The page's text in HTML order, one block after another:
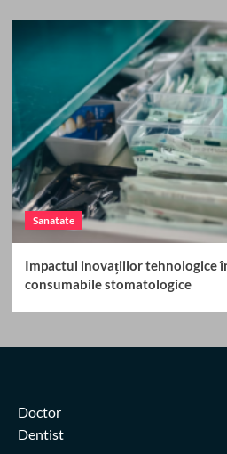
Sanatate
Impactul inovațiilor tehnologice
consumabile stomatologice
Doctor
Dentist